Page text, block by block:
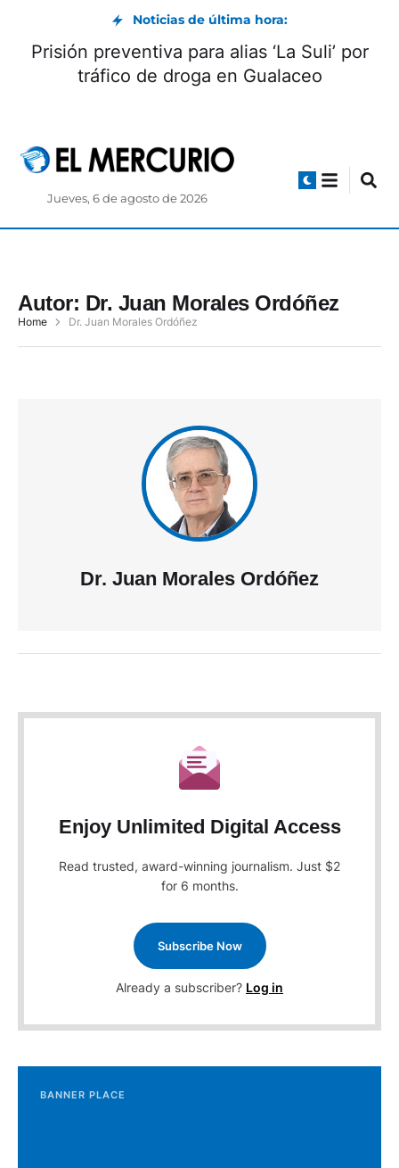
Noticias de última hora:
Prisión preventiva para alias ‘La Suli’ por
tráfico de droga en Gualaceo
Jueves, 6 de agosto de 2026
Autor: Dr. Juan Morales Ordóñez
Home Dr. Juan Morales Ordóñez
Dr. Juan Morales Ordóñez
Enjoy Unlimited Digital Access
Read trusted, award-winning journalism. Just $2
for 6 months.
Subscribe Now
Already a subscriber? Log in
BANNER PLACE